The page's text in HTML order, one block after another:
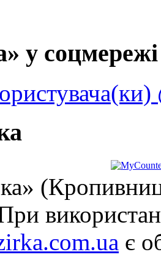
у
є